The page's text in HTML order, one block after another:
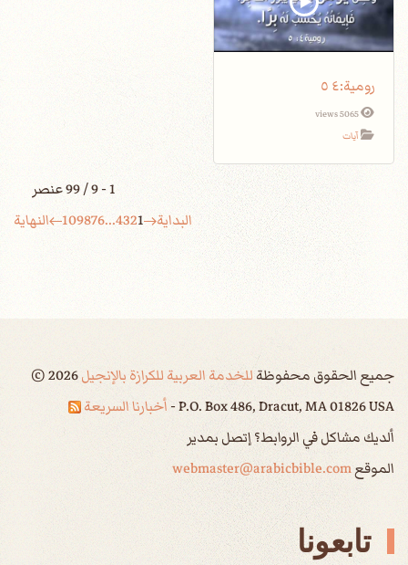
5065 views
آيات
1 - 9 / 99 عنصر
البداية
1
2
3
4
...
6
7
8
9
10 النهاية
جميع الحقوق محفوظةللخدمة العربية للكرازة بالإنجيل ©2026
P.O. Box 486, Dracut, MA 01826 USA - أخبارنا السريعة
ألديك مشاكل في الروابط؟ إتصل بمدير
الموقعwebmaster@arabicbible.com
تابعونا